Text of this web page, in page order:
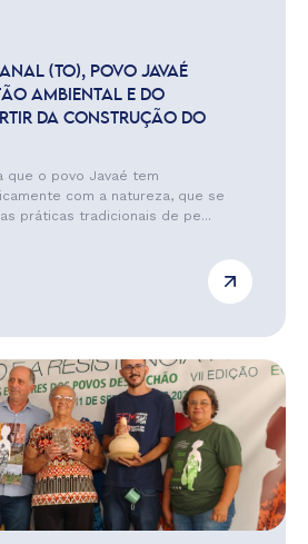
(TO), POVO JAVAÉ
AMBIENTAL E DO
DA CONSTRUÇÃO DO
que o povo Javaé tem
com a natureza, que se
práticas tradicionais de pe...